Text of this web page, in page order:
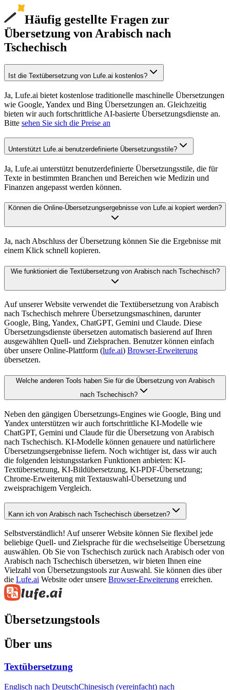
Häufig gestellte Fragen zur
Übersetzung von Arabisch nach
Tschechisch
Ist die Textübersetzung von Lufe.ai kostenlos?
Ja, Lufe.ai bietet kostenlose traditionelle maschinelle Übersetzungen
wie Google, Yandex und Bing Übersetzungen an. Gleichzeitig
bieten wir auch fortschrittliche AI-basierte Übersetzungsdienste an.
Bitte sehen Sie sich die Preise an
Unterstützt Lufe.ai benutzerdefinierte Übersetzungsstile?
Ja, Lufe.ai unterstützt benutzerdefinierte Übersetzungsstile, die für
Texte in bestimmten Branchen und Bereichen wie Medizin und
Finanzen angepasst werden können.
Können die Online-Übersetzungsergebnisse von Lufe.ai kopiert werden?
Ja, nach Abschluss der Übersetzung können Sie die Ergebnisse mit
einem Klick schnell kopieren.
Wie funktioniert die Textübersetzung von Arabisch nach Tschechisch?
Auf unserer Website verwendet die Textübersetzung von Arabisch
nach Tschechisch mehrere Übersetzungsmaschinen, darunter
Google, Bing, Yandex, ChatGPT, Gemini und Claude. Diese
Übersetzungsdienste übersetzen automatisch basierend auf Ihren
ausgewählten Quell- und Zielsprachen. Benutzer können einfach
über unsere Online-Plattform (lufe.ai) Browser-Erweiterung
übersetzen.
Welche anderen Tools haben Sie für die Übersetzung von Arabisch
nach Tschechisch?
Neben den gängigen Übersetzungs-Engines wie Google, Bing und
Yandex unterstützen wir auch fortschrittliche KI-Modelle wie
ChatGPT, Gemini und Claude für die Übersetzung von Arabisch
nach Tschechisch. KI-Modelle können genauere und natürlichere
Übersetzungsergebnisse liefern. Noch wichtiger ist, dass wir auch
die folgenden leistungsstarken Funktionen anbieten: KI-
Textübersetzung, KI-Bildübersetzung, KI-PDF-Übersetzung;
Chrome-Erweiterung mit Textauswahl-Übersetzung und
zweisprachigem Vergleich.
Kann ich von Arabisch nach Tschechisch übersetzen?
Selbstverständlich! Auf unserer Website können Sie flexibel jede
beliebige Quell- und Zielsprache für die wechselseitige Übersetzung
auswählen. Ob Sie von Tschechisch zurück nach Arabisch oder von
Arabisch nach Tschechisch übersetzen, wir bieten Ihnen eine
Vielzahl von Übersetzungstools zur Auswahl. Sie können dies über
die Lufe.ai Website oder unsere Browser-Erweiterung erreichen.
Übersetzungstools
Über uns
Textübersetzung
Englisch nach DeutschChinesisch (vereinfacht) nach